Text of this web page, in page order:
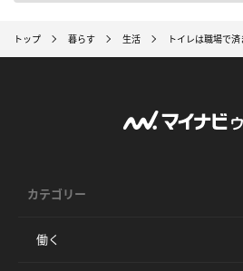
トップ 暮らす 生活 トイレは職場で
カテゴリー
働く